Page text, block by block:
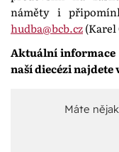
náměty i
hudba@bcb.cz(Karel
Aktuální informace
naší diecézi najdete
Máte